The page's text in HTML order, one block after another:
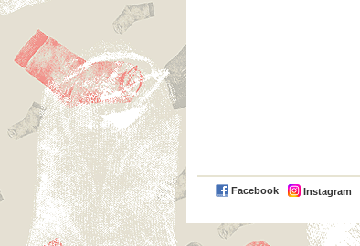
Facebook Instagram